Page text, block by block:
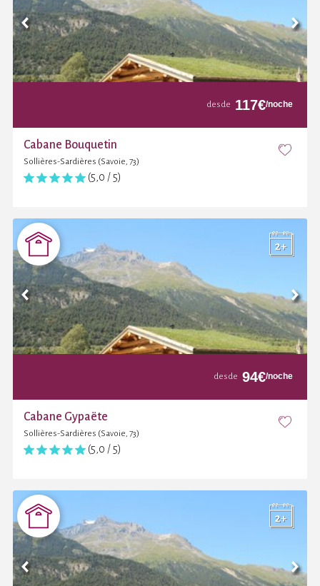
desde 117€/noche
Cabane Bouquetin
Sollières-Sardières (Savoie, 73)
(5,0 / 5)
desde 94€/noche
Cabane Gypaëte
Sollières-Sardières (Savoie, 73)
(5,0 / 5)